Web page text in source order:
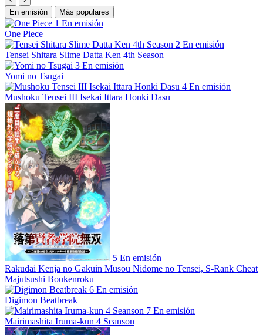
En emisión
Más populares
1 En emisión
One Piece
2 En emisión
Tensei Shitara Slime Datta Ken 4th Season
3 En emisión
Yomi no Tsugai
4 En emisión
Mushoku Tensei III Isekai Ittara Honki Dasu
5 En emisión
Rakudai Kenja no Gakuin Musou Nidome no Tensei, S-Rank Cheat
Majutsushi Boukenroku
6 En emisión
Digimon Beatbreak
7 En emisión
Mairimashita Iruma-kun 4 Seanson